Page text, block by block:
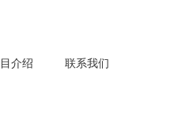
介绍 联系我们